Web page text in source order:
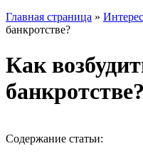
Главная страница »
банкротстве?
Как
банкротстве?
Содержание статьи: